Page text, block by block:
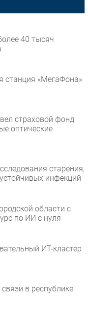
40 тысяч
станция «МегаФона»
страховой фонд
оптические
старения,
инфекций
области с
по ИИ с нуля
ИТ-кластер
в республике